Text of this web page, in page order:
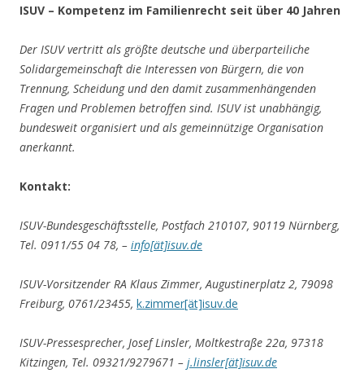
ISUV – Kompetenz im Familienrecht seit über 40 Jahren
Der ISUV vertritt als größte deutsche und überparteiliche
Solidargemeinschaft die Interessen von Bürgern, die von
Trennung, Scheidung und den damit zusammenhängenden
Fragen und Problemen betroffen sind. ISUV ist unabhängig,
bundesweit organisiert und als gemeinnützige Organisation
anerkannt.
Kontakt:
ISUV-Bundesgeschäftsstelle, Postfach 210107, 90119 Nürnberg,
Tel. 0911/55 04 78, – info[ät]isuv.de
ISUV-Vorsitzender RA Klaus Zimmer, Augustinerplatz 2, 79098
Freiburg, 0761/23455, k.zimmer[ät]isuv.de
ISUV-Pressesprecher, Josef Linsler, Moltkestraße 22a, 97318
Kitzingen, Tel. 09321/9279671 – j.linsler[ät]isuv.de